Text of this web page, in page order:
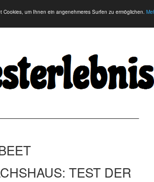
Cookies, um Ihnen ein angenehmeres Surfen zu ermöglichen.
TEST DER